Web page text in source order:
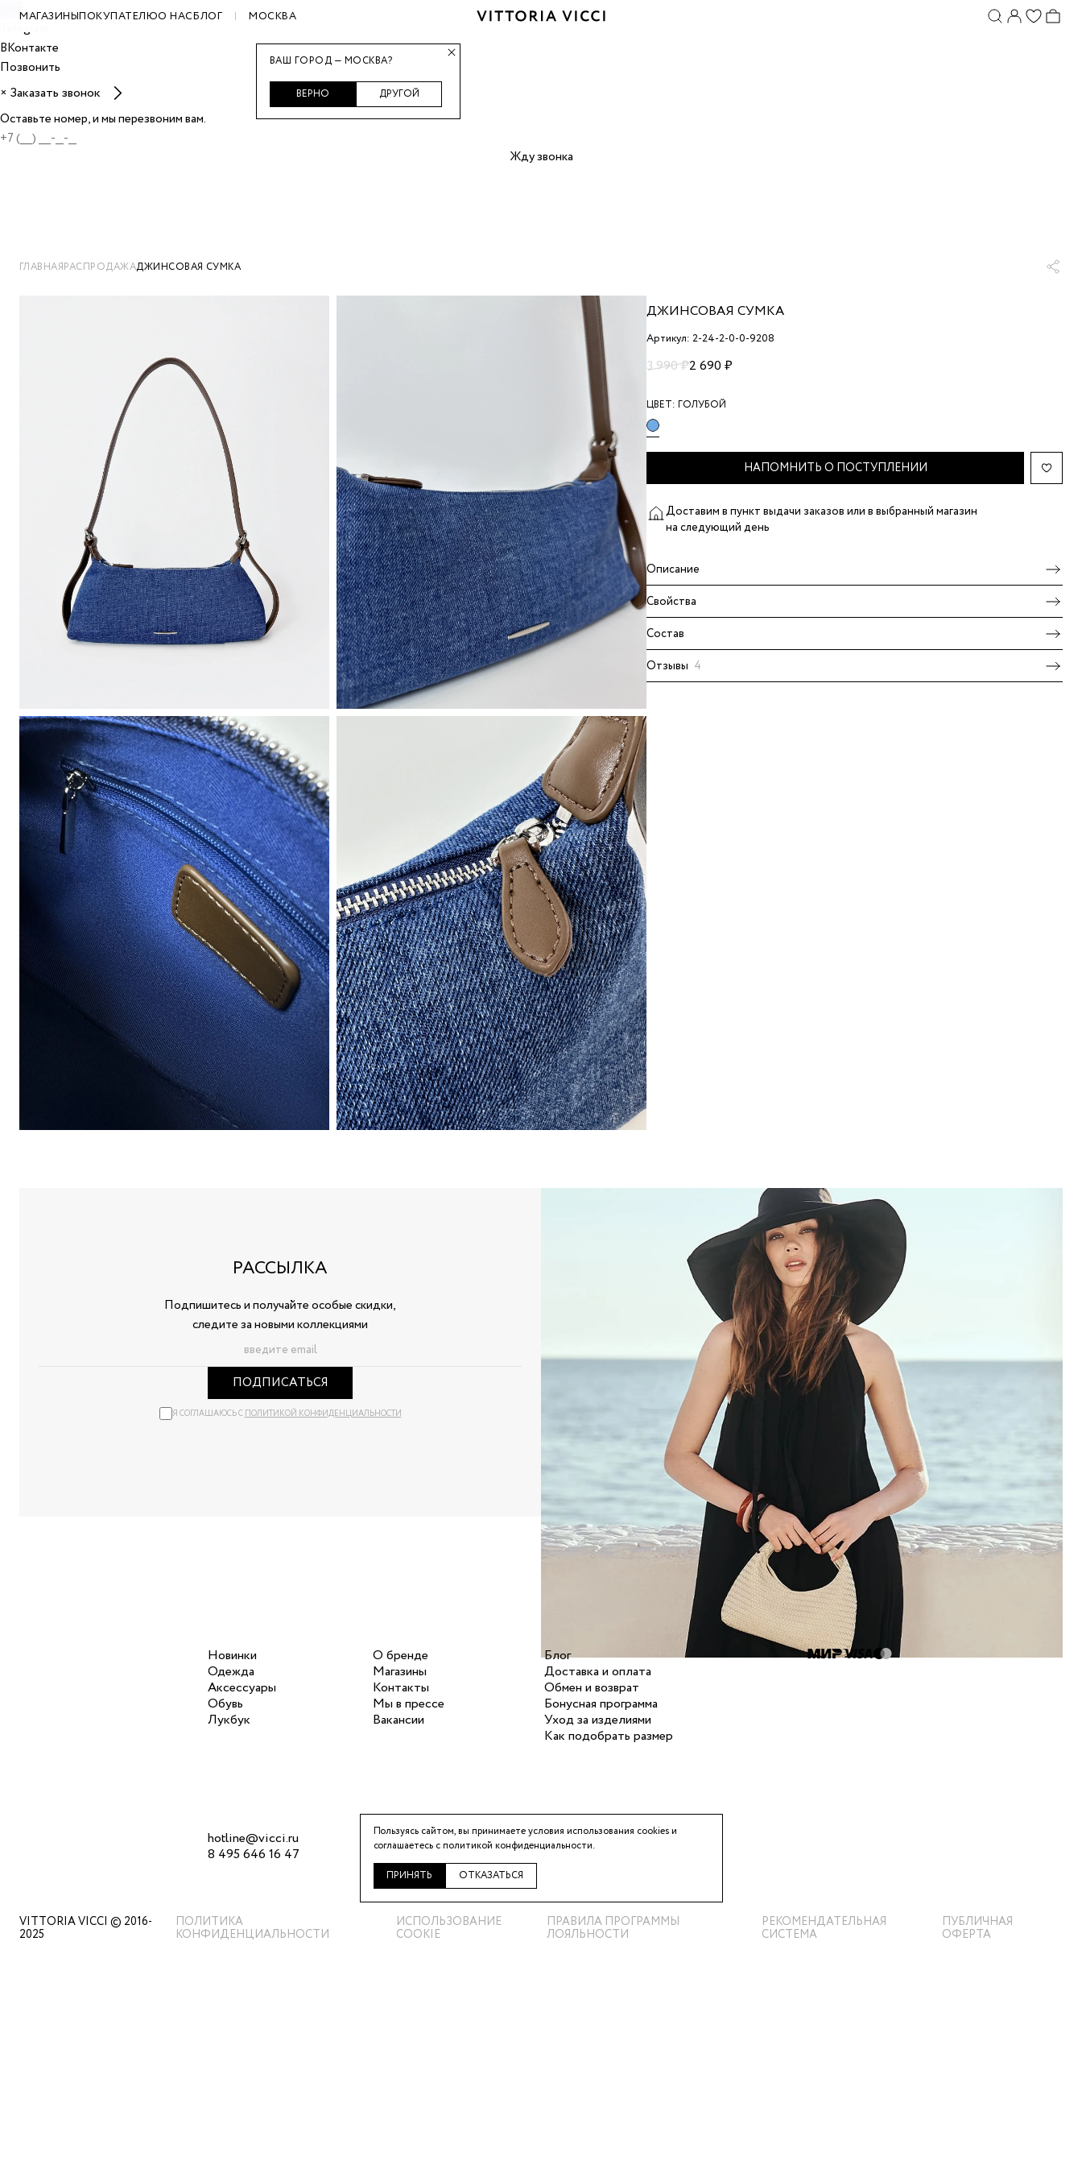
Max
Telegram
ВКонтакте
Позвонить
× Заказать звонок
Оставьте номер, и мы перезвоним вам.
Жду звонка
МАГАЗИНЫПОКУПАТЕЛЮО НАСБЛОГ МОСКВА
ГЛАВНАЯРАСПРОДАЖАДЖИНСОВАЯ СУМКА
ДЖИНСОВАЯ СУМКА
Артикул: 2-24-2-0-0-9208
3 990 ₽2 690 ₽
ЦВЕТ: ГОЛУБОЙ
НАПОМНИТЬ О ПОСТУПЛЕНИИ
Доставим в пункт выдачи заказов или в выбранный магазин
на следующий день
Описание
Свойства
Состав
Отзывы 4
РАССЫЛКА
Подпишитесь и получайте особые скидки,
следите за новыми коллекциями
ПОДПИСАТЬСЯ
Я СОГЛАШАЮСЬ С ПОЛИТИКОЙ КОНФИДЕНЦИАЛЬНОСТИ
Новинки
Одежда
Аксессуары
Обувь
Лукбук
hotline@vicci.ru
8 495 646 16 47
О бренде
Магазины
Контакты
Мы в прессе
Вакансии
Telegram
ВКонтакте
Блог
Доставка и оплата
Обмен и возврат
Бонусная программа
Уход за изделиями
Как подобрать размер
VITTORIA VICCI © 2016-
2025
ПОЛИТИКА
КОНФИДЕНЦИАЛЬНОСТИ
ИСПОЛЬЗОВАНИЕ
COOKIE
ПРАВИЛА ПРОГРАММЫ
ЛОЯЛЬНОСТИ
РЕКОМЕНДАТЕЛЬНАЯ
СИСТЕМА
ПУБЛИЧНАЯ
ОФЕРТА
Пользуясь сайтом, вы принимаете условия использования cookies и
соглашаетесь сполитикой конфиденциальности.
ПРИНЯТЬ ОТКАЗАТЬСЯ
ВАШ ГОРОД — МОСКВА?
ВЕРНО ДРУГОЙ